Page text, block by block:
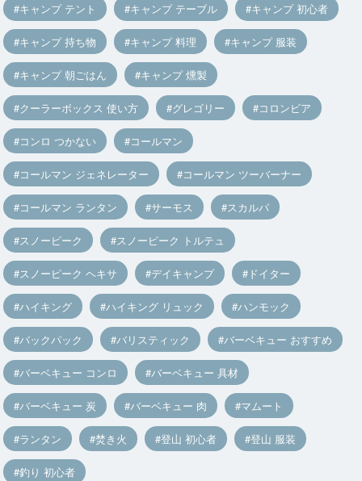
キャンプ テント キャンプ テーブル キャンプ 初心者
キャンプ 持ち物 キャンプ 料理 キャンプ 服装
キャンプ 朝ごはん キャンプ 燻製
クーラーボックス 使い方 グレゴリー コロンビア
コンロ つかない コールマン
コールマン ジェネレーター コールマン ツーバーナー
コールマン ランタン サーモス スカルパ
スノーピーク スノーピーク トルテュ
スノーピーク ヘキサ デイキャンプ ドイター
ハイキング ハイキング リュック ハンモック
バックパック バリスティック バーベキュー おすすめ
バーベキュー コンロ バーベキュー 具材
バーベキュー 炭 バーベキュー 肉 マムート
ランタン 焚き火 登山 初心者 登山 服装
釣り 初心者